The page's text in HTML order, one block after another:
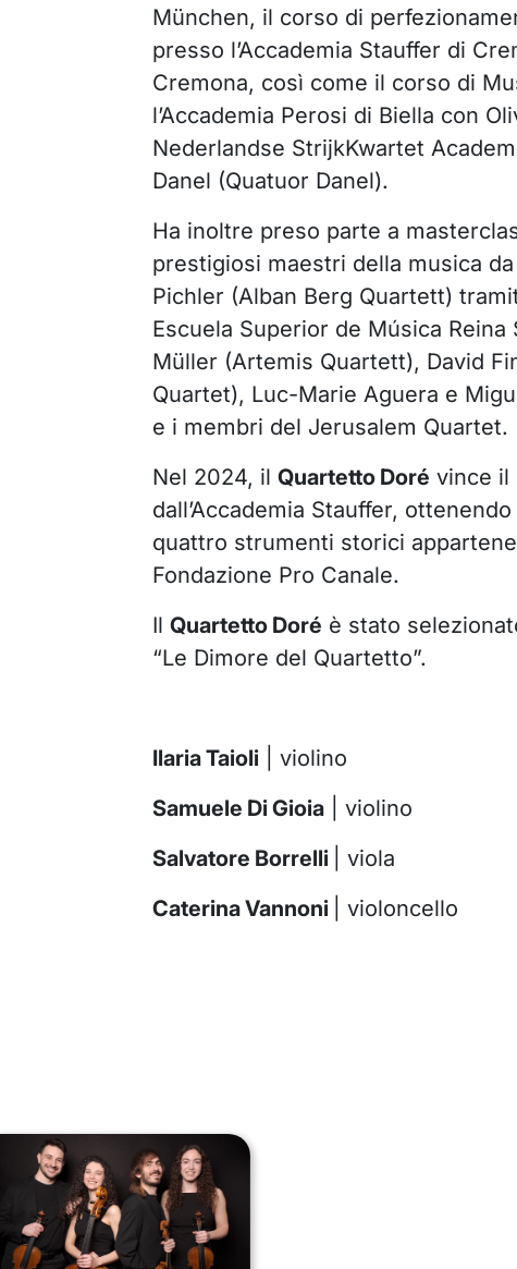
München, il corso di
presso l’Accademia Stauffer di
Cremona, così come il corso di
l’Accademia Perosi di Biella con
Nederlandse StrijkKwartet
Danel (Quatuor Danel).
Ha inoltre preso parte a
prestigiosi maestri della musica
Pichler (Alban Berg Quartett)
Escuela Superior de Música
Müller (Artemis Quartett), David
Quartet), Luc-Marie Aguera e
e i membri del Jerusalem Quartet.
Nel 2024, il Quartetto Doré vince il
dall’Accademia Stauffer,
quattro strumenti storici
Fondazione Pro Canale.
Il Quartetto Doré è stato
“Le Dimore del Quartetto”.
Ilaria Taioli| violino
Samuele Di Gioia| violino
Salvatore Borrelli
| viola
Caterina Vannoni
| violoncello